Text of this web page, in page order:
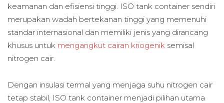
keamanan dan efisiensi tinggi. ISO tank container sendiri
merupakan wadah bertekanan tinggi yang memenuhi
standar internasional dan memiliki jenis yang dirancang
khusus untuk mengangkut cairan kriogenik semisal
nitrogen cair.
Dengan insulasi termal yang menjaga suhu nitrogen cair
tetap stabil, ISO tank container menjadi pilihan utama